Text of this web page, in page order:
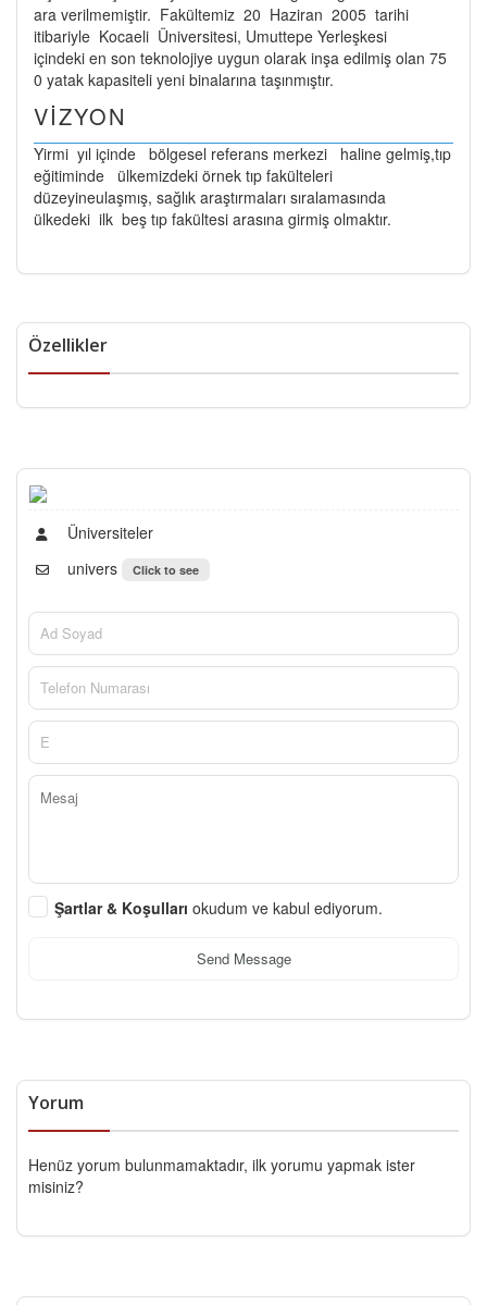
ara verilmemiştir. Fakültemiz 20 Haziran 2005 tarihi
itibariyle Kocaeli Üniversitesi, Umuttepe Yerleşkesi
içindeki en son teknolojiye uygun olarak inşa edilmiş olan 75
0 yatak kapasiteli yeni binalarına taşınmıştır.
VİZYON
Yirmi yıl içinde bölgesel referans merkezi haline gelmiş,tıp
eğitiminde ülkemizdeki örnek tıp fakülteleri
düzeyineulaşmış, sağlık araştırmaları sıralamasında
ülkedeki ilk beş tıp fakültesi arasına girmiş olmaktır.
Özellikler
Üniversiteler
univers
Click to see
Şartlar & Koşulları okudum ve kabul ediyorum.
Send Message
Yorum
Henüz yorum bulunmamaktadır, ilk yorumu yapmak ister
misiniz?